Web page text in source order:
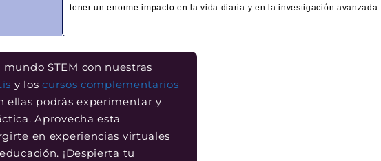
tener un enorme impacto en la vida diaria y en la investigación avanzada.
STEM con nuestras
y loscursos complementarios
ellas podrás experimentar y
Aprovecha esta
en experiencias virtuales
¡Despierta tu